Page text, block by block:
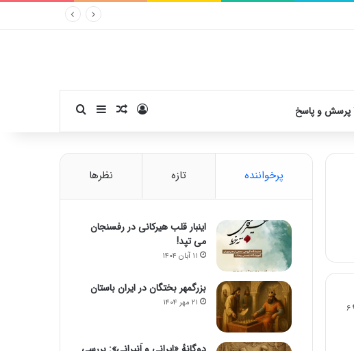
پرسش و پاسخ ورودنوشته تصادفی
سایدبارجستجو برای
۶
پرخواننده تازه نظرها
اینبار قلب هیرکانی در رفسنجان
می تپد!
۱۱ آبان ۱۴۰۴
بزرگمهر بختگان در ایران باستان
۲۱ مهر ۱۴۰۴